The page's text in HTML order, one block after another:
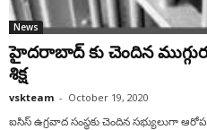
News
హైదరాబాద్ కు చెందిన
శిక్ష
vskteam - October 19, 2020
ఐసిస్ ఉగ్రవాద సంస్థకు చెందిన సభ్యులుగా